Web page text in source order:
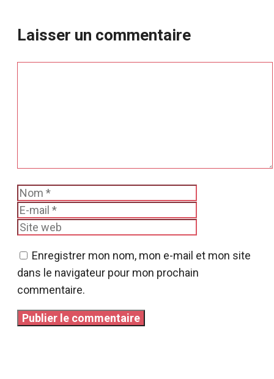
Laisser un commentaire
Nom
Enregistrer mon nom, mon e-mail et mon site
dans le navigateur pour mon prochain
commentaire.